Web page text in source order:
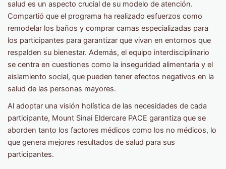
salud es un aspecto crucial de su modelo de atención.
Compartió que el programa ha realizado esfuerzos como
remodelar los baños y comprar camas especializadas para
los participantes para garantizar que vivan en entornos que
respalden su bienestar. Además, el equipo interdisciplinario
se centra en cuestiones como la inseguridad alimentaria y el
aislamiento social, que pueden tener efectos negativos en la
salud de las personas mayores.
Al adoptar una visión holística de las necesidades de cada
participante, Mount Sinai Eldercare PACE garantiza que se
aborden tanto los factores médicos como los no médicos, lo
que genera mejores resultados de salud para sus
participantes.